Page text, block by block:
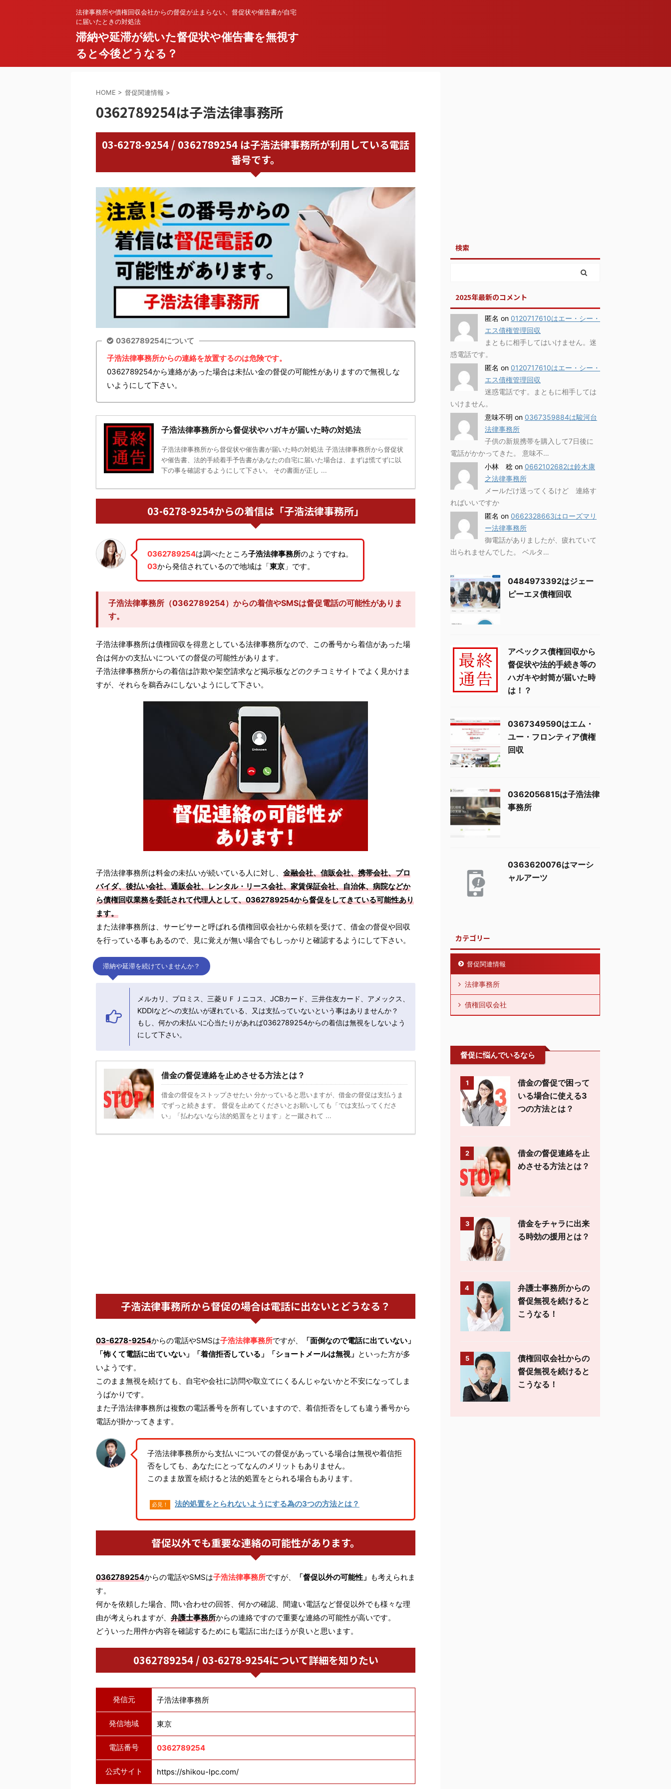
法律事務所や債権回収会社からの督促が止まらない、督促状や催告書が自宅
に届いたときの対処法
滞納や延滞が続いた督促状や催告書を無視す
ると今後どうなる？
HOME > 督促関連情報 >
0362789254は子浩法律事務所
03-6278-9254 / 0362789254 は子浩法律事務所が利用している電話
番号です。
0362789254について
子浩法律事務所からの連絡を放置するのは危険です。
0362789254から連絡があった場合は未払い金の督促の可能性がありますので無視しな
いようにして下さい。
子浩法律事務所から督促状やハガキが届いた時の対処法
子浩法律事務所から督促状や催告書が届いた時の対処法 子浩法律事務所から督促状
や催告書、法的手続着手予告書があなたの自宅に届いた場合は、まずは慌てずに以
下の事を確認するようにして下さい。 その書面が正し ...
03-6278-9254からの着信は「子浩法律事務所」
0362789254は調べたところ子浩法律事務所のようですね。
03から発信されているので地域は「東京 」です。
子浩法律事務所（0362789254）からの着信やSMSは督促電話の可能性がありま
す。
子浩法律事務所は債権回収を得意としている法律事務所なので、この番号から着信があった場
合は何かの支払いについての督促の可能性があります。
子浩法律事務所からの着信は詐欺や架空請求など掲示板などのクチコミサイトでよく見かけま
すが、それらを鵜呑みにしないようにして下さい。
子浩法律事務所は料金の未払いが続いている人に対し、 金融会社、信販会社、携帯会社、プロ
バイダ、後払い会社、通販会社、レンタル・リース会社、家賃保証会社、自治体、病院などか
ら債権回収業務を委託されて代理人として、0362789254から督促をしてきている可能性あり
ます。
また法律事務所は、サービサーと呼ばれる債権回収会社から依頼を受けて、借金の督促や回収
を行っている事もあるので、見に覚えが無い場合でもしっかりと確認するようにして下さい。
滞納や延滞を続けていませんか？
メルカリ、プロミス、三菱ＵＦＪニコス、JCBカード、三井住友カード、アメックス、
KDDIなどへの支払いが遅れている、又は支払っていないという事はありませんか？
もし、何かの未払いに心当たりがあれば0362789254からの着信は無視をしないよう
にして下さい。
借金の督促連絡を止めさせる方法とは？
借金の督促をストップさせたい 分かっていると思いますが、借金の督促は支払うま
でずっと続きます。 督促を止めてくださいとお願いしても「では支払ってくださ
い」「払わないなら法的処置をとります」と一蹴されて ...
子浩法律事務所から督促の場合は電話に出ないとどうなる？
03-6278-9254からの電話やSMSは子浩法律事務所ですが、
「面倒なので電話に出ていない」
「怖くて電話に出ていない」「着信拒否している」「ショートメールは無視」 といった方が多
いようです。
このまま無視を続けても、自宅や会社に訪問や取立てにくるんじゃないかと不安になってしま
うばかりです。
また子浩法律事務所は複数の電話番号を所有していますので、着信拒否をしても違う番号から
電話が掛かってきます。
子浩法律事務所から支払いについての督促があっている場合は無視や着信拒
否をしても、あなたにとってなんのメリットもありません。
このまま放置を続けると法的処置をとられる場合もあります。
必見！ 法的処置をとられないようにする為の3つの方法とは？
督促以外でも重要な連絡の可能性があります。
0362789254からの電話やSMSは子浩法律事務所ですが、 「督促以外の可能性」 も考えられま
す。
何かを依頼した場合、問い合わせの回答、何かの確認、間違い電話など督促以外でも様々な理
由が考えられますが、 弁護士事務所からの連絡ですので重要な連絡の可能性が高いです。
どういった用件か内容を確認するためにも電話に出たほうが良いと思います。
0362789254 / 03-6278-9254について詳細を知りたい
発信元 子浩法律事務所
発信地域 東京
電話番号 0362789254
公式サイト https://shikou-lpc.com/
検索
2025年最新のコメント
匿名 on 0120717610はエー・シー・
エス債権管理回収
まともに相手してはいけません。迷
惑電話です。
匿名 on 0120717610はエー・シー・
エス債権管理回収
迷惑電話です。まともに相手しては
いけません。
意味不明 on 0367359884は駿河台
法律事務所
子供の新規携帯を購入して7日後に
電話がかかってきた。 意味不…
小林 稔 on 0662102682は鈴木康
之法律事務所
メールだけ送ってくるけど 連絡す
ればいいですか
匿名 on 0662328663はローズマリ
ー法律事務所
御電話がありましたが、疲れていて
出られませんでした。 ベルタ…
0484973392はジェー
ピーエヌ債権回収
アペックス債権回収から
督促状や法的手続き等の
ハガキや封筒が届いた時
は！？
0367349590はエム・
ユー・フロンティア債権
回収
0362056815は子浩法律
事務所
0363620076はマーシ
ャルアーツ
カテゴリー
督促関連情報
法律事務所
債権回収会社
督促に悩んでいるなら
1
借金の督促で困って
いる場合に使える3
つの方法とは？
2
借金の督促連絡を止
めさせる方法とは？
3
借金をチャラに出来
る時効の援用とは？
4
弁護士事務所からの
督促無視を続けると
こうなる！
5
債権回収会社からの
督促無視を続けると
こうなる！